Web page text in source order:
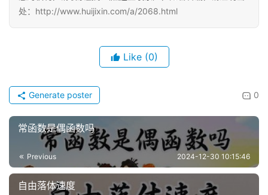
处：http://www.huijixin.com/a/2068.html
Like (0)
0
Generate poster
常函数是偶函数吗
Previous 2024-12-30 10:15:46
自由落体速度